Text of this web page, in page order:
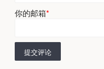
你的邮箱*
提交评论